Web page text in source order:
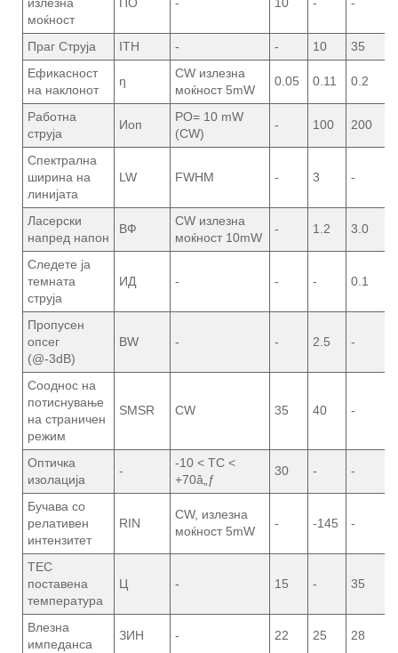
моќност
Праг Струја ITH - - 10 35
Ефикасност
на наклонот
ƞ
CW излезна
моќност 5mW
0.05 0.11 0.2
Работна
струја
Иоп
PO= 10 mW
(CW)
- 100 200
Спектрална
ширина на
линијата
LW FWHM - 3 -
Ласерски
напред напон
ВФ
CW излезна
моќност 10mW
- 1.2 3.0
Следете ја
темната
струја
ИД - - - 0.1
Пропусен
опсег
(@-3dB)
BW - - 2.5 -
Сооднос на
потиснување
на страничен
режим
SMSR CW 35 40 -
Оптичка
изолација
-
-10 < TC <
+70â„ƒ
30 - -
Бучава со
релативен
интензитет
RIN
CW, излезна
моќност 5mW
- -145 -
TEC
поставена
температура
Ц - 15 - 35
Влезна
импеданса
ЗИН - 22 25 28